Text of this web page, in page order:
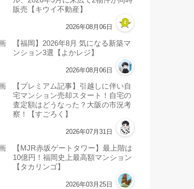
販売【キウイ不動産】
2026年08月06日
【福岡】2026年8月 気になる新築マ
ンション3選【よかレジ】
2026年08月06日
【プレミアム記事】引越しに伴い自
宅マンション売却スタート！自宅の
査定額はどうなった？大阪の市況考
察！【すごろく】
2026年07月31日
【MJR赤坂ゲートタワー】最上階は
10億円！福岡史上最高額マンション
【タカリンゴ】
2026年03月25日